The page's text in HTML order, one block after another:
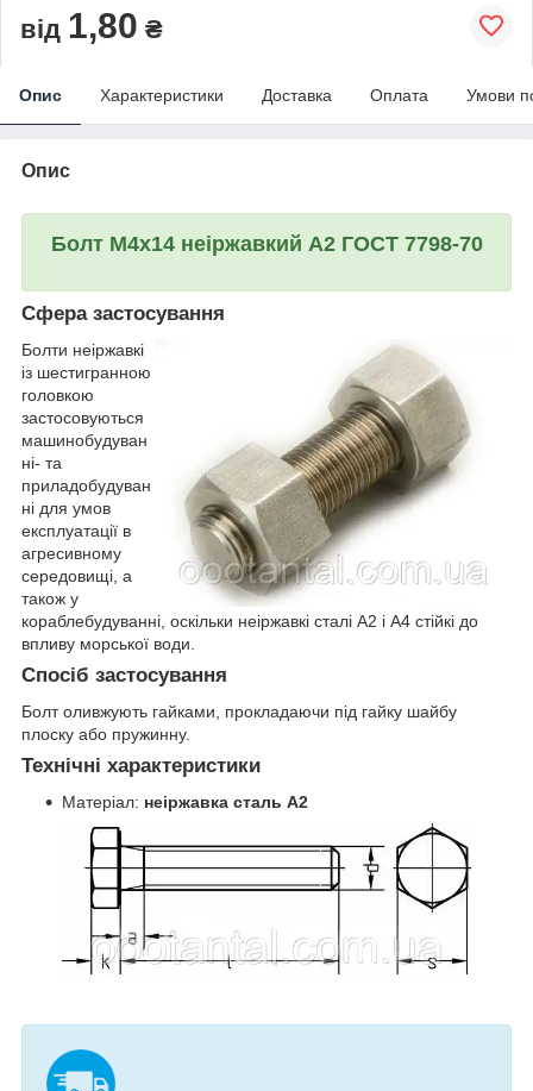
від 1,80 ₴
Опис Характеристики Доставка Оплата Умови
Опис
Болт М4х14 неіржавкий А2 ГОСТ 7798-70
Сфера застосування
Болти неіржавкі
із шестигранною
головкою
застосовуються
машинобудуван
ні- та
приладобудуван
ні для умов
експлуатації в
агресивному
середовищі, а
також у
кораблебудуванні, оскільки неіржавкі сталі А2 і А4 стійкі до
впливу морської води.
Спосіб застосування
Болт оливжують гайками, прокладаючи під гайку шайбу
плоску або пружинну.
Технічні характеристики
Матеріал: неіржавка сталь А2